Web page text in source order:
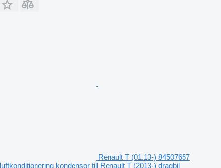
Renault T (01.13-) 84507657
luftkonditionering kondensor till Renault T (2013-) dragbil